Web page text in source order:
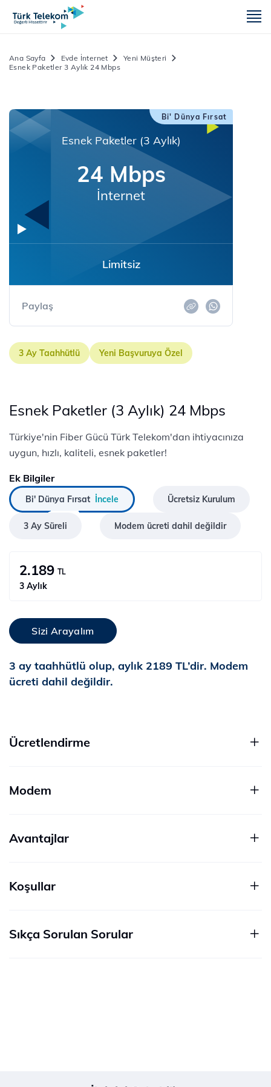
Ana Sayfa Evde İnternet
Yeni Müşteri
Esnek Paketler 3 Aylık 24 Mbps
Bi' Dünya Fırsat
Esnek Paketler (3 Aylık)
24 Mbps
İnternet
Limitsiz
Paylaş
3 Ay Taahhütlü Yeni Başvuruya Özel
Esnek Paketler (3 Aylık) 24 Mbps
Türkiye'nin Fiber Gücü Türk Telekom'dan ihtiyacınıza
uygun, hızlı, kaliteli, esnek paketler!
Ek Bilgiler
Bi' Dünya Fırsat İncele Ücretsiz Kurulum
3 Ay Süreli Modem ücreti dahil değildir
2.189 TL
3 Aylık
Sizi Arayalım
3 ay taahhütlü olup, aylık 2189 TL’dir. Modem
ücreti dahil değildir.
Ücretlendirme
Modem
Avantajlar
Koşullar
Sıkça Sorulan Sorular